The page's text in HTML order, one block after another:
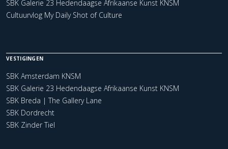
SBK Galerie 23 Hedendaagse Afrikaanse Kunst KNSM
Cultuurvlog My Daily Shot of Culture
VESTIGINGEN
SBK Amsterdam KNSM
SBK Galerie 23 Hedendaagse Afrikaanse Kunst KNSM
SBK Breda | The Gallery Lane
SBK Dordrecht
SBK Zinder Tiel